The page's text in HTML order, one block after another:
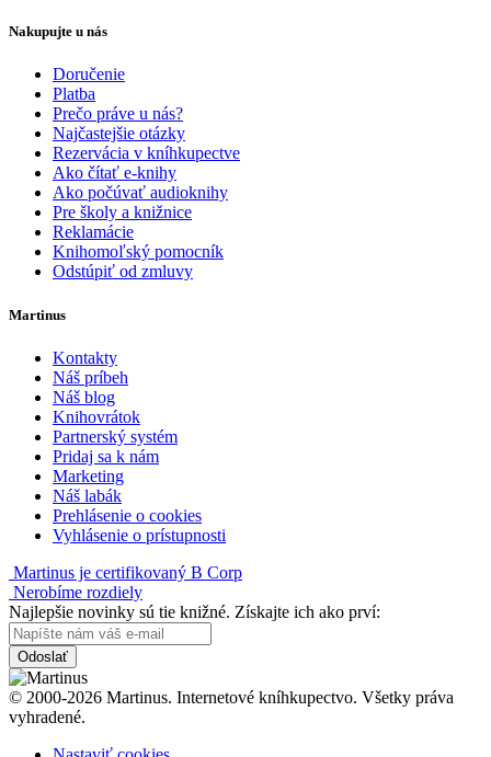
Nakupujte u nás
Doručenie
Platba
Prečo práve u nás?
Najčastejšie otázky
Rezervácia v kníhkupectve
Ako čítať e-knihy
Ako počúvať audioknihy
Pre školy a knižnice
Reklamácie
Knihomoľský pomocník
Odstúpiť od zmluvy
Martinus
Kontakty
Náš príbeh
Náš blog
Knihovrátok
Partnerský systém
Pridaj sa k nám
Marketing
Náš labák
Prehlásenie o cookies
Vyhlásenie o prístupnosti
Martinus je certifikovaný B Corp
Nerobíme rozdiely
Najlepšie novinky sú tie knižné. Získajte ich ako prví:
Odoslať
© 2000-2026 Martinus. Internetové kníhkupectvo. Všetky práva
vyhradené.